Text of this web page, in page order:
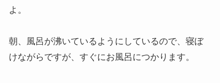
よ。
朝、風呂が沸いているようにしているので、寝ぼ
けながらですが、すぐにお風呂につかります。